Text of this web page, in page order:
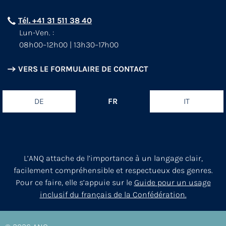
Tél. +41 31 511 38 40
Lun-Ven. :
08h00–12h00 | 13h30–17h00
VERS LE FORMULAIRE DE CONTACT
DE FR IT
L’ANQ attache de l’importance à un langage clair,
facilement compréhensible et respectueux des genres.
Pour ce faire, elle s’appuie sur le Guide pour un usage
inclusif du français de la Confédération.